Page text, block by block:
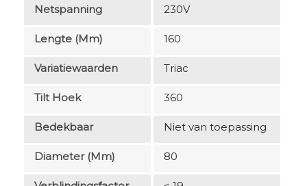
Netspanning 230V
Lengte (mm) 160
Variatiewaarden Triac
Tilt Hoek 360
Bedekbaar Niet van toepassing
Diameter (mm) 80